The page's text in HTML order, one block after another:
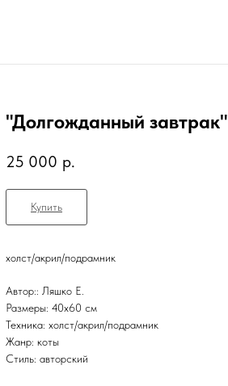
"Долгожданный завтрак"
25 000 р.
Купить
холст/акрил/подрамник
Автор:: Ляшко Е.
Размеры: 40x60 см
Техника: холст/акрил/подрамник
Жанр: коты
Стиль: авторский